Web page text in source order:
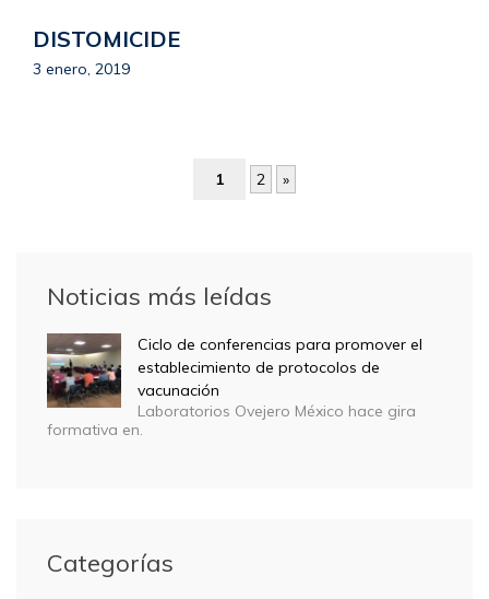
DISTOMICIDE
3 enero, 2019
1 2 »
Noticias más leídas
Ciclo de conferencias para promover el
establecimiento de protocolos de
vacunación
Laboratorios Ovejero México hace gira
formativa en.
Categorías